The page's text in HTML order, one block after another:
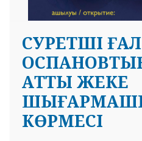
CУРЕТШІ
АТТЫ ЖЕКЕ
КӨРМЕСІ